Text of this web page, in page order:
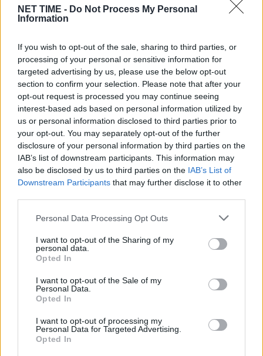
NET TIME - Do Not Process My Personal
Information
If you wish to opt-out of the sale, sharing to third parties, or
processing of your personal or sensitive information for
targeted advertising by us, please use the below opt-out
section to confirm your selection. Please note that after your
opt-out request is processed you may continue seeing
interest-based ads based on personal information utilized by
us or personal information disclosed to third parties prior to
your opt-out. You may separately opt-out of the further
disclosure of your personal information by third parties on the
IAB’s list of downstream participants. This information may
also be disclosed by us to third parties on the IAB’s List of
Downstream Participants that may further disclose it to other
Personal Data Processing Opt Outs
I want to opt-out of the Sharing of my
personal data.
Opted In
I want to opt-out of the Sale of my
Personal Data.
Opted In
I want to opt-out of processing my
Personal Data for Targeted Advertising.
Opted In
Πανόραμα Βούλας καθώς, σύμφωνα με τον
Γιώργο Κωνσταντέλλο, δόθηκε εντολή να
εκκενωθούν οι οικισμοί Νέα Κάλυμνος,
Χέρωμα, Δίλοφο και Εξοχή. Επίσης, έγινε
προληπτική εκκένωση και στο γηροκομείο
Άκτιος στη Βούλα με 300 φιλοξενούμενους.
οι ηρωικές προσπάθειες των πυροσβεστών
είτε από το έδαφος είτε από αέρος σε
κατέβαλαν οι κάτοικοι της λεγόμενης
αποφευχθεί ένας θλιβερός απολογισμός, ο
οποίος περιλαμβάνει τουλάχιστον 23
καμένα σπίτια και 4 οχήματα, σύμφωνα με
τον δήμαρχο Βάρης – Βούλας –
Βουλιαγμένης.